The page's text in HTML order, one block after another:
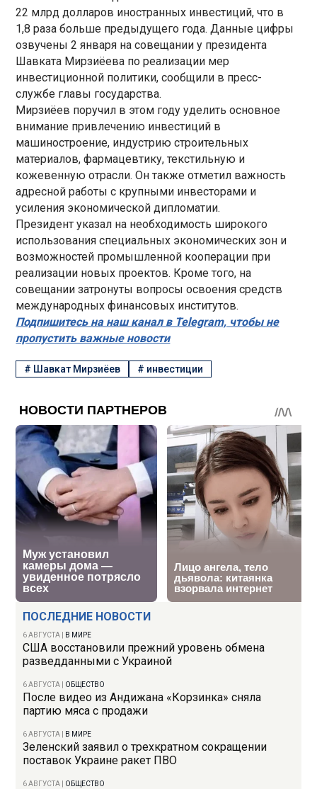
ПОСЛЕДНИЕ НОВОСТИ
6 АВГУСТА В МИРЕ
США восстановили прежний уровень обмена
разведданными с Украиной
6 АВГУСТА ОБЩЕСТВО
После видео из Андижана «Корзинка» сняла
партию мяса с продажи
6 АВГУСТА В МИРЕ
Зеленский заявил о трехкратном сокращении
поставок Украине ракет ПВО
6 АВГУСТА ОБЩЕСТВО
22 млрд долларов иностранных инвестиций, что в
1,8 раза больше предыдущего года. Данные цифры
озвучены 2 января на совещании у президента
Шавката Мирзиёева по реализации мер
инвестиционной политики, сообщили в пресс-
службе главы государства.
Мирзиёев поручил в этом году уделить основное
внимание привлечению инвестиций в
машиностроение, индустрию строительных
материалов, фармацевтику, текстильную и
кожевенную отрасли. Он также отметил важность
адресной работы с крупными инвесторами и
усиления экономической дипломатии.
Президент указал на необходимость широкого
использования специальных экономических зон и
возможностей промышленной кооперации при
реализации новых проектов. Кроме того, на
совещании затронуты вопросы освоения средств
международных финансовых институтов.
Подпишитесь на наш канал в Telegram, чтобы не
пропустить важные новости
# Шавкат Мирзиёев # инвестиции